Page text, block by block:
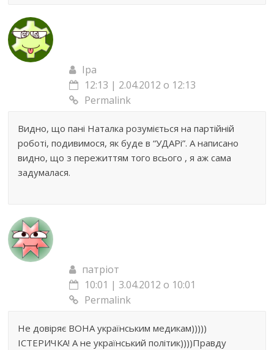
Іра
12:13 | 2.04.2012 о 12:13
Permalink
Видно, що пані Наталка розуміється на партійній
роботі, подивимося, як буде в “УДАРі”. А написано
видно, що з пережиттям того всього , я аж сама
задумалася.
патріот
10:01 | 3.04.2012 о 10:01
Permalink
Не довіряє ВОНА українським медикам)))))
ІСТЕРИЧКА! А не український політик))))Правду